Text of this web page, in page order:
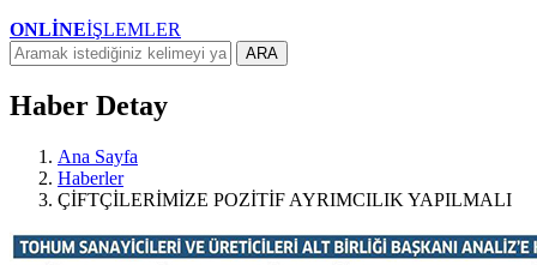
ONLİNEİŞLEMLER
ARA
Haber Detay
Ana Sayfa
Haberler
ÇİFTÇİLERİMİZE POZİTİF AYRIMCILIK YAPILMALI